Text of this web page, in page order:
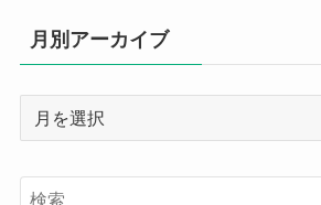
月別アーカイブ
ー